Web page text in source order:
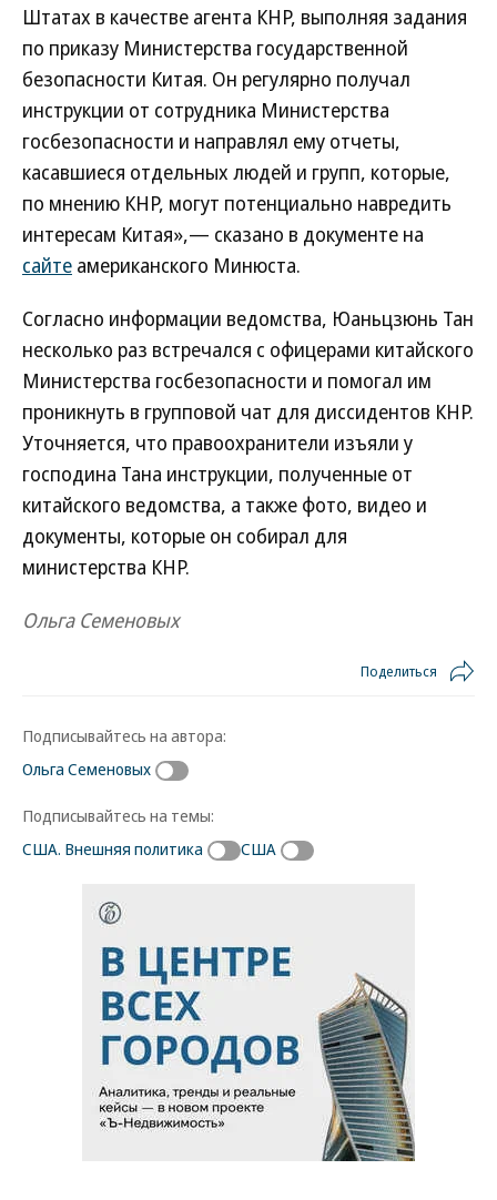
Штатах в качестве агента КНР, выполняя задания
по приказу Министерства государственной
безопасности Китая. Он регулярно получал
инструкции от сотрудника Министерства
госбезопасности и направлял ему отчеты,
касавшиеся отдельных людей и групп, которые,
по мнению КНР, могут потенциально навредить
интересам Китая»,— сказано в документе на
сайте американского Минюста.
Согласно информации ведомства, Юаньцзюнь Тан
несколько раз встречался с офицерами китайского
Министерства госбезопасности и помогал им
проникнуть в групповой чат для диссидентов КНР.
Уточняется, что правоохранители изъяли у
господина Тана инструкции, полученные от
китайского ведомства, а также фото, видео и
документы, которые он собирал для
министерства КНР.
Ольга Семеновых
Поделиться
Подписывайтесь на автора:
Ольга Семеновых
Подписывайтесь на темы:
США. Внешняя политика
США